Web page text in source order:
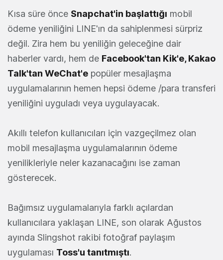
Kısa süre önce Snapchat'in başlattığı mobil
ödeme yeniliğini LINE'ın da sahiplenmesi sürpriz
değil. Zira hem bu yeniliğin geleceğine dair
haberler vardı, hem de Facebook'tan Kik'e, Kakao
Talk'tan WeChat'e popüler mesajlaşma
uygulamalarının hemen hepsi ödeme /para transferi
yeniliğini uyguladı veya uygulayacak.
Akıllı telefon kullanıcıları için vazgeçilmez olan
mobil mesajlaşma uygulamalarının ödeme
yenilikleriyle neler kazanacağını ise zaman
gösterecek.
Bağımsız uygulamalarıyla farklı açılardan
kullanıcılara yaklaşan LINE, son olarak Ağustos
ayında Slingshot rakibi fotoğraf paylaşım
uygulaması Toss'u tanıtmıştı.